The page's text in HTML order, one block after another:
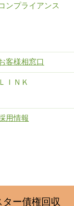
ンプライアンス
客様相窓口
ＬＩＮＫ
用情報
ー債権回収